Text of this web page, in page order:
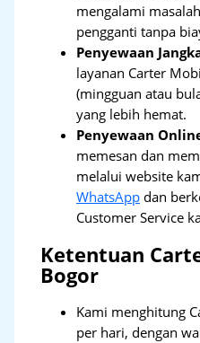
mengalami
pengganti tanpa
Penyewaan
layanan Carter
(mingguan atau
yang lebih hemat.
Penyewaan
memesan dan
melalui website
WhatsApp dan
Customer Service
Ketentuan
Bogor
Kami menghitung
per hari, dengan